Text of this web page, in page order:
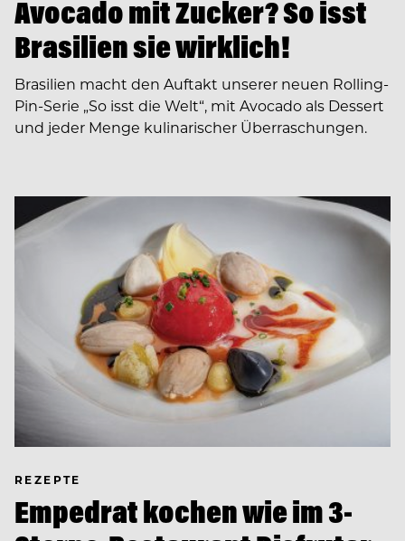
Avocado mit Zucker? So isst
Brasilien sie wirklich!
Brasilien macht den Auftakt unserer neuen Rolling-
Pin-Serie „So isst die Welt“, mit Avocado als Dessert
und jeder Menge kulinarischer Überraschungen.
REZEPTE
Empedrat kochen wie im 3-